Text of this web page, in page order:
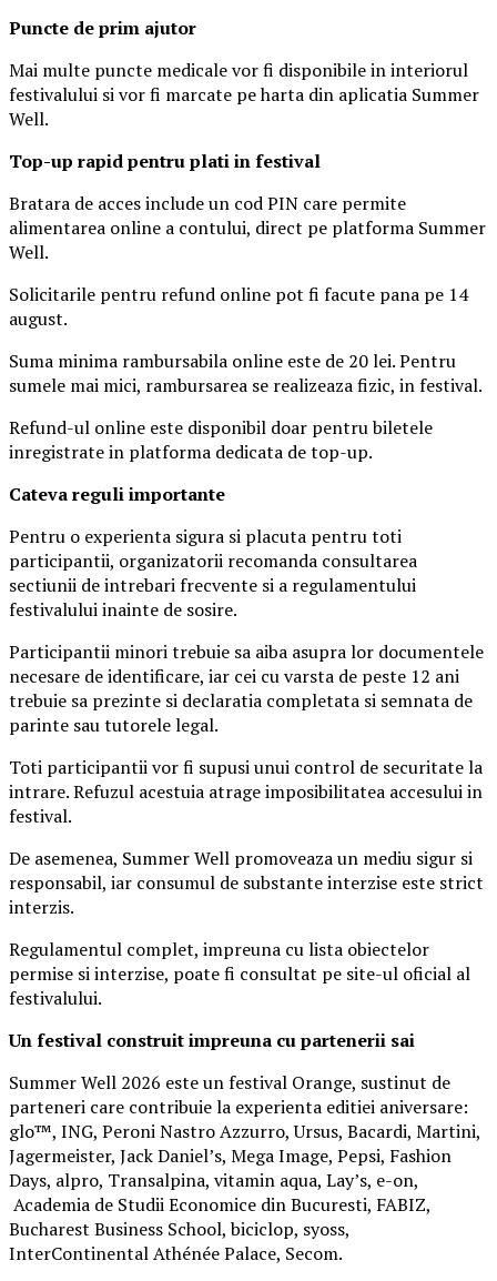
Puncte de prim ajutor
Mai multe puncte medicale vor fi disponibile in interiorul
festivalului si vor fi marcate pe harta din aplicatia Summer
Well.
Top-up rapid pentru plati in festival
Bratara de acces include un cod PIN care permite
alimentarea online a contului, direct pe platforma Summer
Well.
Solicitarile pentru refund online pot fi facute pana pe 14
august.
Suma minima rambursabila online este de 20 lei. Pentru
sumele mai mici, rambursarea se realizeaza fizic, in festival.
Refund-ul online este disponibil doar pentru biletele
inregistrate in platforma dedicata de top-up.
Cateva reguli importante
Pentru o experienta sigura si placuta pentru toti
participantii, organizatorii recomanda consultarea
sectiunii de intrebari frecvente si a regulamentului
festivalului inainte de sosire.
Participantii minori trebuie sa aiba asupra lor documentele
necesare de identificare, iar cei cu varsta de peste 12 ani
trebuie sa prezinte si declaratia completata si semnata de
parinte sau tutorele legal.
Toti participantii vor fi supusi unui control de securitate la
intrare. Refuzul acestuia atrage imposibilitatea accesului in
festival.
De asemenea, Summer Well promoveaza un mediu sigur si
responsabil, iar consumul de substante interzise este strict
interzis.
Regulamentul complet, impreuna cu lista obiectelor
permise si interzise, poate fi consultat pe site-ul oficial al
festivalului.
Un festival construitimpreuna cu partenerii sai
Summer Well 2026 este un festival Orange, sustinut de
parteneri care contribuie la experienta editiei aniversare:
glo™, ING, Peroni Nastro Azzurro, Ursus, Bacardi, Martini,
Jagermeister, Jack Daniel’s, Mega Image, Pepsi, Fashion
Days, alpro, Transalpina, vitamin aqua, Lay’s, e-on,
Academia de Studii Economice din Bucuresti, FABIZ,
Bucharest Business School, biciclop, syoss,
InterContinental Athénée Palace, Secom.